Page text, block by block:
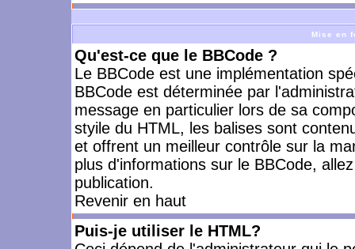
Mise en
Qu'est-ce que le BBCode ?
Le BBCode est une implémentation
BBCode est déterminée par
message en particulier lors de sa
styile du HTML, les balises sont
et offrent un meilleur contrôle sur la
plus d'informations sur le BBCode,
publication.
Revenir en haut
Puis-je utiliser le HTML?